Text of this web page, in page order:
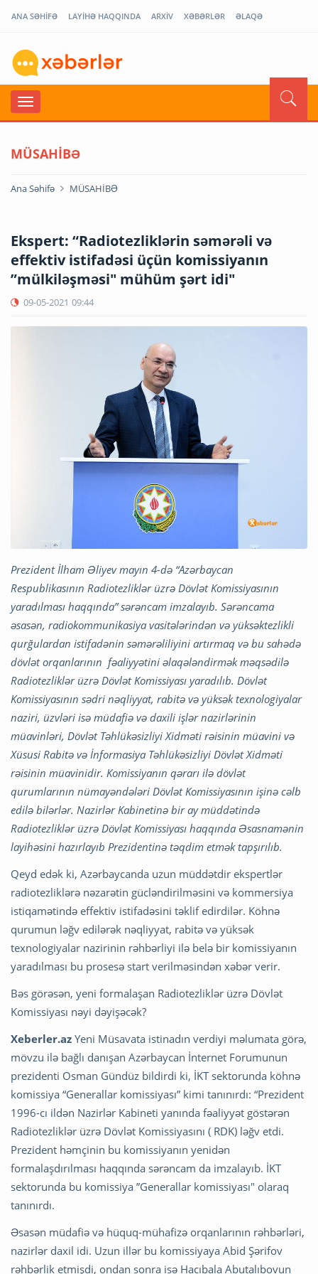
ANA SƏHİFƏ LAYİHƏ HAQQINDA ARXİV XƏBƏRLƏR ƏLAQƏ
MÜSAHİBƏ
Ana Səhifə MÜSAHİBƏ
Ekspert: “Radiotezliklərin səmərəli və
effektiv istifadəsi üçün komissiyanın
”mülkiləşməsi" mühüm şərt idi"
09-05-2021 09:44
Prezident İlham Əliyev mayın 4-də “Azərbaycan
Respublikasının Radiotezliklər üzrə Dövlət Komissiyasının
yaradılması haqqında” sərəncam imzalayıb. Sərəncama
əsasən, radiokommunikasiya vasitələrindən və yüksəktezlikli
qurğulardan istifadənin səmərəliliyini artırmaq və bu sahədə
dövlət orqanlarının fəaliyyətini əlaqələndirmək məqsədilə
Radiotezliklər üzrə Dövlət Komissiyası yaradılıb. Dövlət
Komissiyasının sədri nəqliyyat, rabitə və yüksək texnologiyalar
naziri, üzvləri isə müdafiə və daxili işlər nazirlərinin
müavinləri, Dövlət Təhlükəsizliyi Xidməti rəisinin müavini və
Xüsusi Rabitə və İnformasiya Təhlükəsizliyi Dövlət Xidməti
rəisinin müavinidir. Komissiyanın qərarı ilə dövlət
qurumlarının nümayəndələri Dövlət Komissiyasının işinə cəlb
edilə bilərlər. Nazirlər Kabinetinə bir ay müddətində
Radiotezliklər üzrə Dövlət Komissiyası haqqında Əsasnamənin
layihəsini hazırlayıb Prezidentinə təqdim etmək tapşırılıb.
Qeyd edək ki, Azərbaycanda uzun müddətdir ekspertlər
radiotezliklərə nəzarətin gücləndirilməsini və kommersiya
istiqamətində effektiv istifadəsini təklif edirdilər. Köhnə
qurumun ləğv edilərək nəqliyyat, rabitə və yüksək
texnologiyalar nazirinin rəhbərliyi ilə belə bir komissiyanın
yaradılması bu prosesə start verilməsindən xəbər verir.
Bəs görəsən, yeni formalaşan Radiotezliklər üzrə Dövlət
Komissiyası nəyi dəyişəcək?
Xeberler.az Yeni Müsavata istinadın verdiyi məlumata görə,
mövzu ilə bağlı danışan Azərbaycan İnternet Forumunun
prezidenti Osman Gündüz bildirdi ki, İKT sektorunda köhnə
komissiya “Generallar komissiyası” kimi tanınırdı: “Prezident
1996-cı ildən Nazirlər Kabineti yanında fəaliyyət göstərən
Radiotezliklər üzrə Dövlət Komissiyasını ( RDK) ləğv etdi.
Prezident həmçinin bu komissiyanın yenidən
formalaşdırılması haqqında sərəncam da imzalayıb. İKT
sektorunda bu komissiya ”Generallar komissiyası" olaraq
tanınırdı.
Əsasən müdafiə və hüquq-mühafizə orqanlarının rəhbərləri,
nazirlər daxil idi. Uzun illər bu komissiyaya Abid Şərifov
rəhbərlik etmişdi, ondan sonra isə Hacıbala Abutalıbovun